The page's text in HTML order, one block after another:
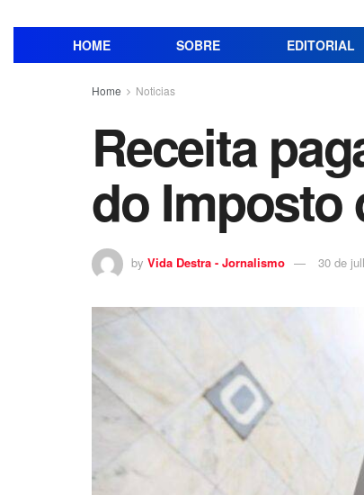
HOME SOBRE EDITORIAL
Home Noticias
Receita
do Imposto
by Vida Destra - Jornalismo 30 de